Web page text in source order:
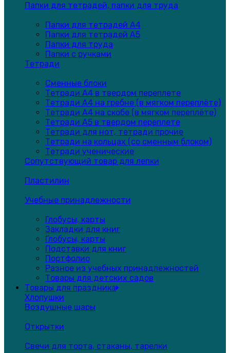
Папки для тетрадей, папки для труда
Папки для тетрадей А4
Папки для тетрадей А5
Папки для труда
Папки с ручками
Тетради
Сменные блоки
Тетради А4 в твердом переплете
Тетради А4 на гребне (в мягком переплёте)
Тетради А4 на скобе (в мягком переплёте)
Тетради А5 в твердом переплете
Тетради для нот, тетради прочие
Тетради на кольцах (со сменным блоком)
Тетради ученические
Сопутствующий товар для лепки
Пластилин
Учебные принадлежности
Глобусы, карты
Закладки для книг
Глобусы, карты
Подставки для книг
Портфолио
Разное из учебных принадлежностей
Товары для детских садов
Товары для праздника
Хлопушки
Воздушные шары
Открытки
Свечи для торта, стаканы, тарелки